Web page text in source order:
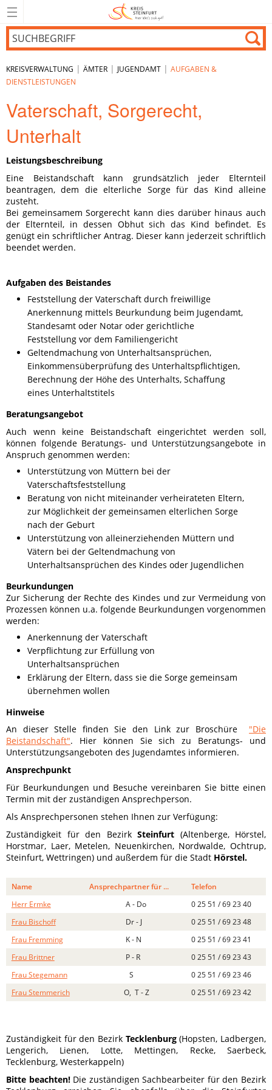
KREISVERWALTUNG | ÄMTER | JUGENDAMT | AUFGABEN &
DIENSTLEISTUNGEN
Vaterschaft, Sorgerecht,
Unterhalt
Leistungsbeschreibung
Eine Beistandschaft kann grundsätzlich jeder Elternteil
beantragen, dem die elterliche Sorge für das Kind alleine
zusteht.
Bei gemeinsamem Sorgerecht kann dies darüber hinaus auch
der Elternteil, in dessen Obhut sich das Kind befindet. Es
genügt ein schriftlicher Antrag. Dieser kann jederzeit schriftlich
beendet werden.
Aufgaben des Beistandes
Feststellung der Vaterschaft durch freiwillige
Anerkennung mittels Beurkundung beim Jugendamt,
Standesamt oder Notar oder gerichtliche
Feststellung vor dem Familiengericht
Geltendmachung von Unterhaltsansprüchen,
Einkommensüberprüfung des Unterhaltspflichtigen,
Berechnung der Höhe des Unterhalts, Schaffung
eines Unterhaltstitels
Beratungsangebot
Auch wenn keine Beistandschaft eingerichtet werden soll,
können folgende Beratungs- und Unterstützungsangebote in
Anspruch genommen werden:
Unterstützung von Müttern bei der
Vaterschaftsfeststellung
Beratung von nicht miteinander verheirateten Eltern,
zur Möglichkeit der gemeinsamen elterlichen Sorge
nach der Geburt
Unterstützung von alleinerziehenden Müttern und
Vätern bei der Geltendmachung von
Unterhaltsansprüchen des Kindes oder Jugendlichen
Beurkundungen
Zur Sicherung der Rechte des Kindes und zur Vermeidung von
Prozessen können u.a. folgende Beurkundungen vorgenommen
werden:
Anerkennung der Vaterschaft
Verpflichtung zur Erfüllung von
Unterhaltsansprüchen
Erklärung der Eltern, dass sie die Sorge gemeinsam
übernehmen wollen
Hinweise
An dieser Stelle finden Sie den Link zur Broschüre "Die
Beistandschaft". Hier können Sie sich zu Beratungs- und
Unterstützungsangeboten des Jugendamtes informieren.
Ansprechpunkt
Für Beurkundungen und Besuche vereinbaren Sie bitte einen
Termin mit der zuständigen Ansprechperson.
Als Ansprechpersonen stehen Ihnen zur Verfügung:
Zuständigkeit für den Bezirk Steinfurt (Altenberge, Hörstel,
Horstmar, Laer, Metelen, Neuenkirchen, Nordwalde, Ochtrup,
Steinfurt, Wettringen) und außerdem für die Stadt Hörstel.
Name Ansprechpartner für ...
Telefon
Herr Ermke
A - Do
0 25 51 / 69 23 40
Frau Bischoff
Dr - J
0 25 51 / 69 23 48
Frau Fremming
K - N
0 25 51 / 69 23 41
Frau Brittner
P - R
0 25 51 / 69 23 43
Frau Stegemann
S
0 25 51 / 69 23 46
Frau Stemmerich
O, T - Z 0 25 51 / 69 23 42
Zuständigkeit für den Bezirk Tecklenburg(Hopsten, Ladbergen,
Lengerich, Lienen, Lotte, Mettingen, Recke, Saerbeck,
Tecklenburg, Westerkappeln)
Bitte beachten! Die zuständigen Sachbearbeiter für den Bezirk